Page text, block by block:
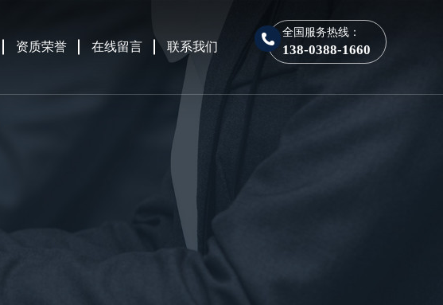
资质荣誉 在线留言 联系我们
全国服务热线：
138-0388-1660